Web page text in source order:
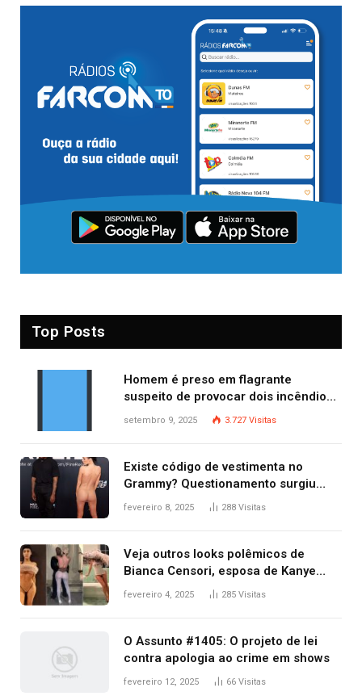
Top Posts
Homem é preso em flagrante
suspeito de provocar dois incêndios
criminosos no mesmo dia
setembro 9, 2025 3.727 Visitas
Existe código de vestimenta no
Grammy? Questionamento surgiu
após Bianca Censori, mulher de
fevereiro 8, 2025 288 Visitas
Veja outros looks polêmicos de
Bianca Censori, esposa de Kanye
West que apareceu nua no Grammy
fevereiro 4, 2025 285 Visitas
O Assunto #1405: O projeto de lei
contra apologia ao crime em shows
fevereiro 12, 2025 66 Visitas